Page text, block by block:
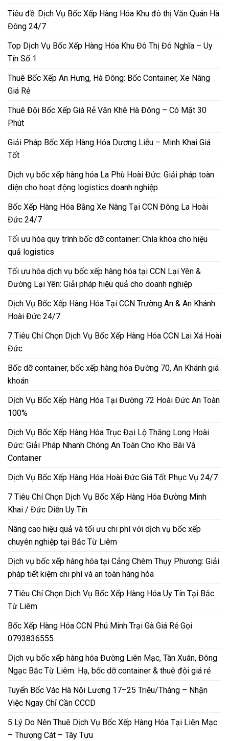
Tiêu đề: Dịch Vụ Bốc Xếp Hàng Hóa Khu đô thị Văn Quán Hà
Đông 24/7
Top Dịch Vụ Bốc Xếp Hàng Hóa Khu Đô Thị Đô Nghĩa – Uy
Tín Số 1
Thuê Bốc Xếp An Hưng, Hà Đông: Bốc Container, Xe Nâng
Giá Rẻ
Thuê Đội Bốc Xếp Giá Rẻ Văn Khê Hà Đông – Có Mặt 30
Phút
Giải Pháp Bốc Xếp Hàng Hóa Dương Liễu – Minh Khai Giá
Tốt
Dịch vụ bốc xếp hàng hóa La Phù Hoài Đức: Giải pháp toàn
diện cho hoạt động logistics doanh nghiệp
Bốc Xếp Hàng Hóa Bằng Xe Nâng Tại CCN Đông La Hoài
Đức 24/7
Tối ưu hóa quy trình bốc dỡ container: Chìa khóa cho hiệu
quả logistics
Tối ưu hóa dịch vụ bốc xếp hàng hóa tại CCN Lại Yên &
Đường Lại Yên: Giải pháp hiệu quả cho doanh nghiệp
Dịch Vụ Bốc Xếp Hàng Hóa Tại CCN Trường An & An Khánh
Hoài Đức 24/7
7 Tiêu Chí Chọn Dịch Vụ Bốc Xếp Hàng Hóa CCN Lai Xá Hoài
Đức
Bốc dỡ container, bốc xếp hàng hóa Đường 70, An Khánh giá
khoán
Dịch Vụ Bốc Xếp Hàng Hóa Tại Đường 72 Hoài Đức An Toàn
100%
Dịch Vụ Bốc Xếp Hàng Hóa Trục Đại Lộ Thăng Long Hoài
Đức: Giải Pháp Nhanh Chóng An Toàn Cho Kho Bãi Và
Container
Dịch Vụ Bốc Xếp Hàng Hóa Hoài Đức Giá Tốt Phục Vụ 24/7
7 Tiêu Chí Chọn Dịch Vụ Bốc Xếp Hàng Hóa Đường Minh
Khai / Đức Diễn Uy Tín
Nâng cao hiệu quả và tối ưu chi phí với dịch vụ bốc xếp
chuyên nghiệp tại Bắc Từ Liêm
Dịch vụ bốc xếp hàng hóa tại Cảng Chèm Thụy Phương: Giải
pháp tiết kiệm chi phí và an toàn hàng hóa
7 Tiêu Chí Chọn Dịch Vụ Bốc Xếp Hàng Hóa Uy Tín Tại Bắc
Từ Liêm
Bốc Xếp Hàng Hóa CCN Phú Minh Trại Gà Giá Rẻ Gọi
0793836555
Dịch vụ bốc xếp hàng hóa Đường Liên Mạc, Tân Xuân, Đông
Ngạc Bắc Từ Liêm: Hạ, bốc dỡ container & thuê đội giá rẻ
Tuyển Bốc Vác Hà Nội Lương 17–25 Triệu/Tháng – Nhận
Việc Ngay Chỉ Cần CCCD
5 Lý Do Nên Thuê Dịch Vụ Bốc Xếp Hàng Hóa Tại Liên Mạc
– Thượng Cát – Tây Tựu